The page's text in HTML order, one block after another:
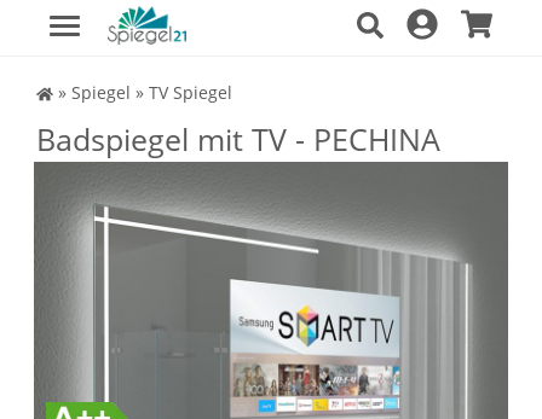
Spiegel Shop
» Spiegel » TV Spiegel
Badspiegel mit TV - PECHINA